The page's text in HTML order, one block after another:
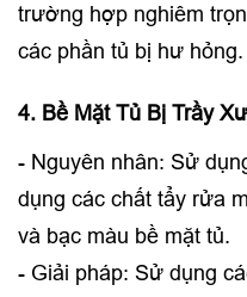
trường hợp nghiêm
các phần tủ bị hư hỏng.
4. Bề Mặt Tủ Bị Trầy
- Nguyên nhân: Sử
dụng các chất tẩy rửa
và bạc màu bề mặt tủ.
- Giải pháp: Sử dụng